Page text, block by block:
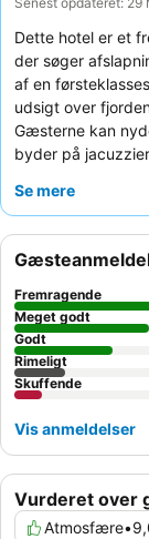
Dette hotel er et
der søger
af en
udsigt over
Gæsterne kan
byder på
og professionelle
overveje at
Se mere
Vurderet over
Atmosfære•
Fremragende
Meget godt
Godt
Rimeligt
Skuffende
Vis anmeldelser